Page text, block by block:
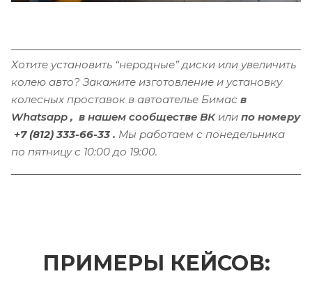
Хотите установить “неродные” диски или увеличить
колею авто? Закажите изготовление и установку
колесных проставок в автоателье Бимас в
Whatsapp , в нашем сообществе ВКили по номеру
+7 (812) 333-66-33 . Мы работаем с понедельника
по пятницу с 10:00 до 19:00.
ПРИМЕРЫ КЕЙСОВ: